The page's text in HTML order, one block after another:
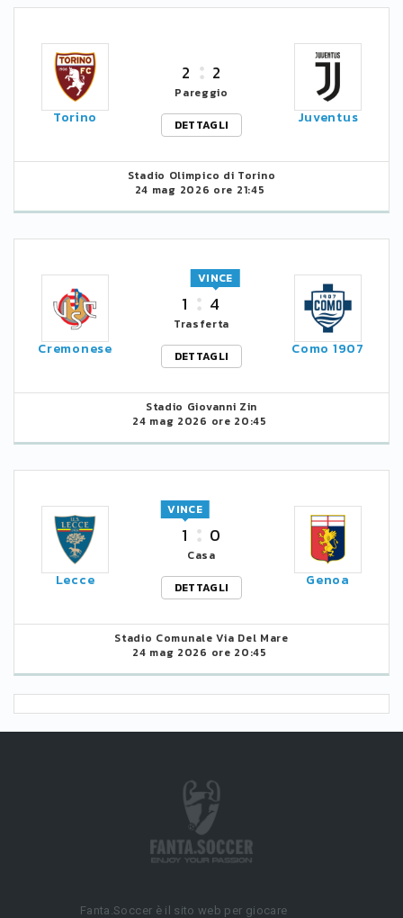
Torino
2 2
Pareggio
DETTAGLI
Juventus
Stadio Olimpico di Torino
24 mag 2026 ore 21:45
Cremonese
1 4
VINCE
Trasferta
DETTAGLI
Como 1907
Stadio Giovanni Zin
24 mag 2026 ore 20:45
Lecce
1
VINCE
0
Casa
DETTAGLI
Genoa
Stadio Comunale Via Del Mare
24 mag 2026 ore 20:45
Fanta.Soccer è il sito web per giocare